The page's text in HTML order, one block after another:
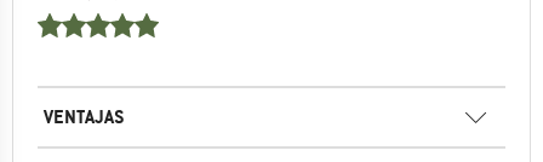
VENTAJAS